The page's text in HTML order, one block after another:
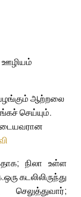
ஊழியம்
வழங்கும் ஆற்றலை
செய்யும்.
நிலா உள்ள
ஒரு கடலிலிருந்து